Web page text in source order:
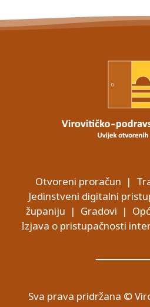
Otvoreni proračun |
Jedinstveni digitalni
županiju | Gradovi |
Izjava o pristupačnosti
Sva prava pridržana ©